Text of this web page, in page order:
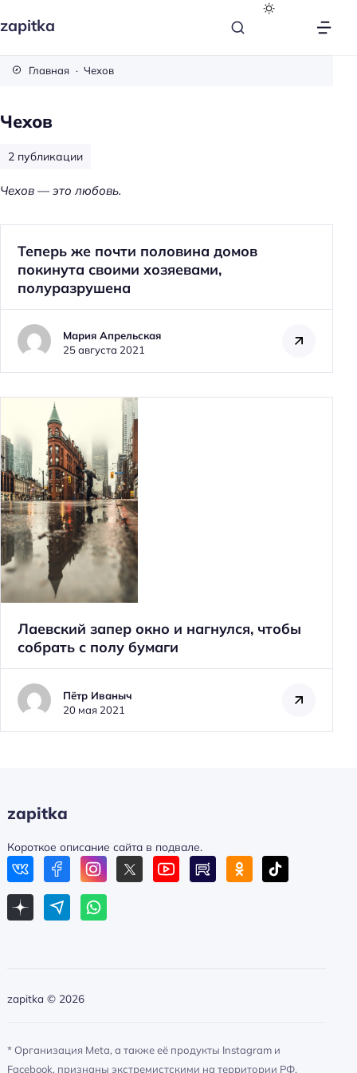
zapitka
Главная Чехов
Чехов
2 публикации
Чехов — это любовь.
Теперь же почти половина домов
покинута своими хозяевами,
полуразрушена
Мария Апрельская
25 августа 2021
Лаевский запер окно и нагнулся, чтобы
собрать с полу бумаги
Пётр Иваныч
20 мая 2021
zapitka
Короткое описание сайта в подвале.
zapitka © 2026
* Организация Meta, а также её продукты Instagram и
Facebook, признаны экстремистскими на территории РФ.
Н
а
й